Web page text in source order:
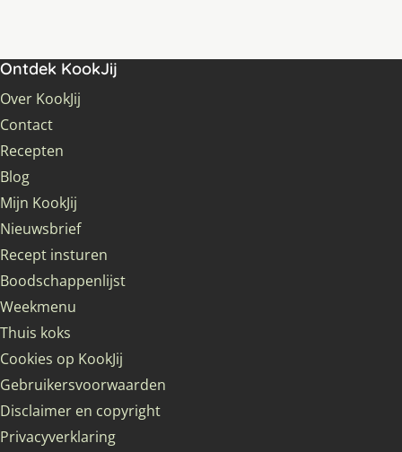
Ontdek KookJij
Over KookJij
Contact
Recepten
Blog
Mijn KookJij
Nieuwsbrief
Recept insturen
Boodschappenlijst
Weekmenu
Thuis koks
Cookies op KookJij
Gebruikersvoorwaarden
Disclaimer en copyright
Privacyverklaring